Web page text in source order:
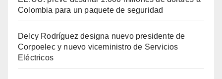
Colombia para un paquete de seguridad
Delcy Rodríguez designa nuevo presidente de
Corpoelec y nuevo viceministro de Servicios
Eléctricos